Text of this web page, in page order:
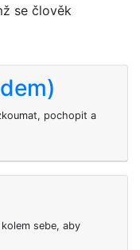
se člověk
pochopit a
sebe, aby